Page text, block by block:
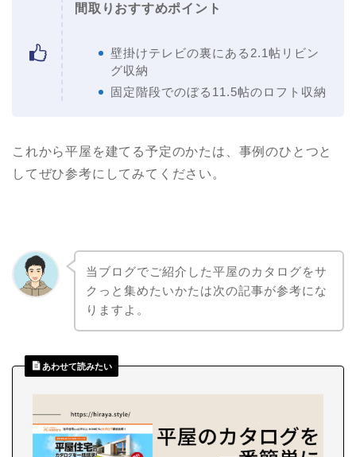
間取りおすすめポイント
壁掛けテレビの裏にある2.1帖リビン
グ収納
固定階段でのぼる11.5帖のロフト収納
これから平屋を建てる予定のかたは、事例のひとつと
してぜひ参考にしてみてください。
当ブログでご紹介した平屋のカタログをサ
クっと集めたいかたは次の記事が参考にな
りますよ。
あわせて読みたい